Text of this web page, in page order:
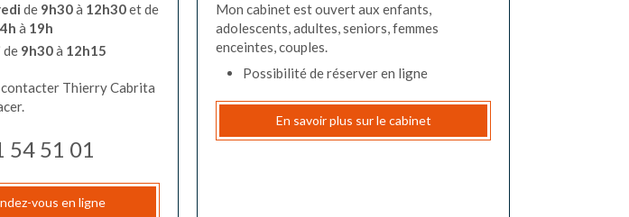
de 9h30à 12h30et de
à 19h
de 9h30à 12h15
Thierry Cabrita
54 51 01
vous en ligne
Mon cabinet est ouvert aux enfants,
adolescents, adultes, seniors, femmes
enceintes, couples.
Possibilité de réserver en ligne
En savoir plus sur le cabinet